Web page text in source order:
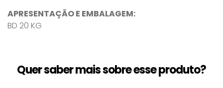
APRESENTAÇÃO E EMBALAGEM:
BD 20 KG
Quer saber mais sobre esse produto?